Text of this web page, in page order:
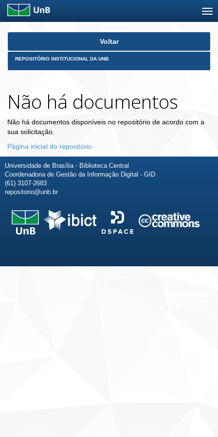
Skip
Voltar
REPOSITÓRIO INSTITUCIONAL DA UNB
Não há documentos
Não há documentos disponíveis no repositório de acordo com a
sua solicitação.
Página inicial do repositório
Universidade de Brasília - Biblioteca Central
Coordenadoria de Gestão da Informação Digital - GID
(61) 3107-2683
repositorio@unb.br